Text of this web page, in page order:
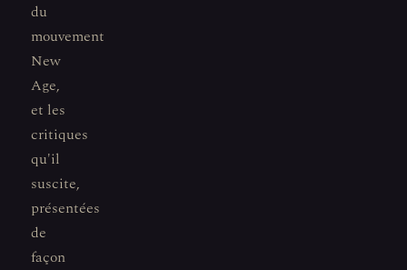
du
mouvement
New
Age,
et les
critiques
qu'il
suscite,
présentées
de
façon